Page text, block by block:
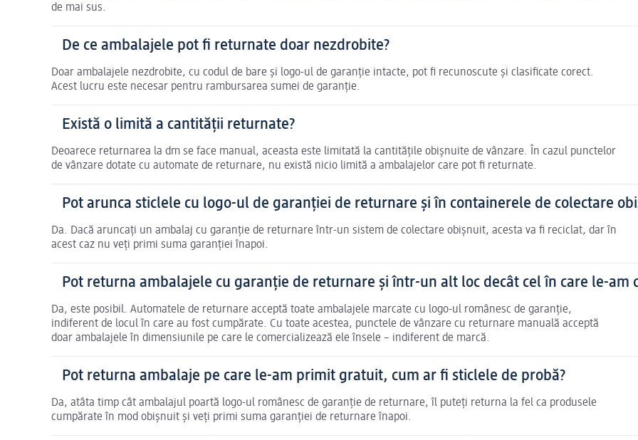
de mai sus.
De ce ambalajele pot fi returnate doar nezdrobite?
Doar ambalajele nezdrobite, cu codul de bare și logo-ul de garanție intacte, pot fi recunoscute și clasificate corect.
Acest lucru este necesar pentru rambursarea sumei de garanție.
Există o limită a cantității returnate?
Deoarece returnarea la dm se face manual, aceasta este limitată la cantitățile obișnuite de vânzare. În cazul punctelor
de vânzare dotate cu automate de returnare, nu există nicio limită a ambalajelor care pot fi returnate.
Pot arunca sticlele cu logo-ul de garanției de returnare și în containerele de colectare
Da. Dacă aruncați un ambalaj cu garanție de returnare într-un sistem de colectare obișnuit, acesta va fi reciclat, dar în
acest caz nu veți primi suma garanției înapoi.
Pot returna ambalajele cu garanție de returnare și într-un alt loc decât cel în care le-am
Da, este posibil. Automatele de returnare acceptă toate ambalajele marcate cu logo-ul românesc de garanție,
indiferent de locul în care au fost cumpărate. Cu toate acestea, punctele de vânzare cu returnare manuală acceptă
doar ambalajele în dimensiunile pe care le comercializează ele însele – indiferent de marcă.
Pot returna ambalaje pe care le-am primit gratuit, cum ar fi sticlele de probă?
Da, atâta timp cât ambalajul poartă logo-ul românesc de garanție de returnare, îl puteți returna la fel ca produsele
cumpărate în mod obișnuit și veți primi suma garanției de returnare înapoi.